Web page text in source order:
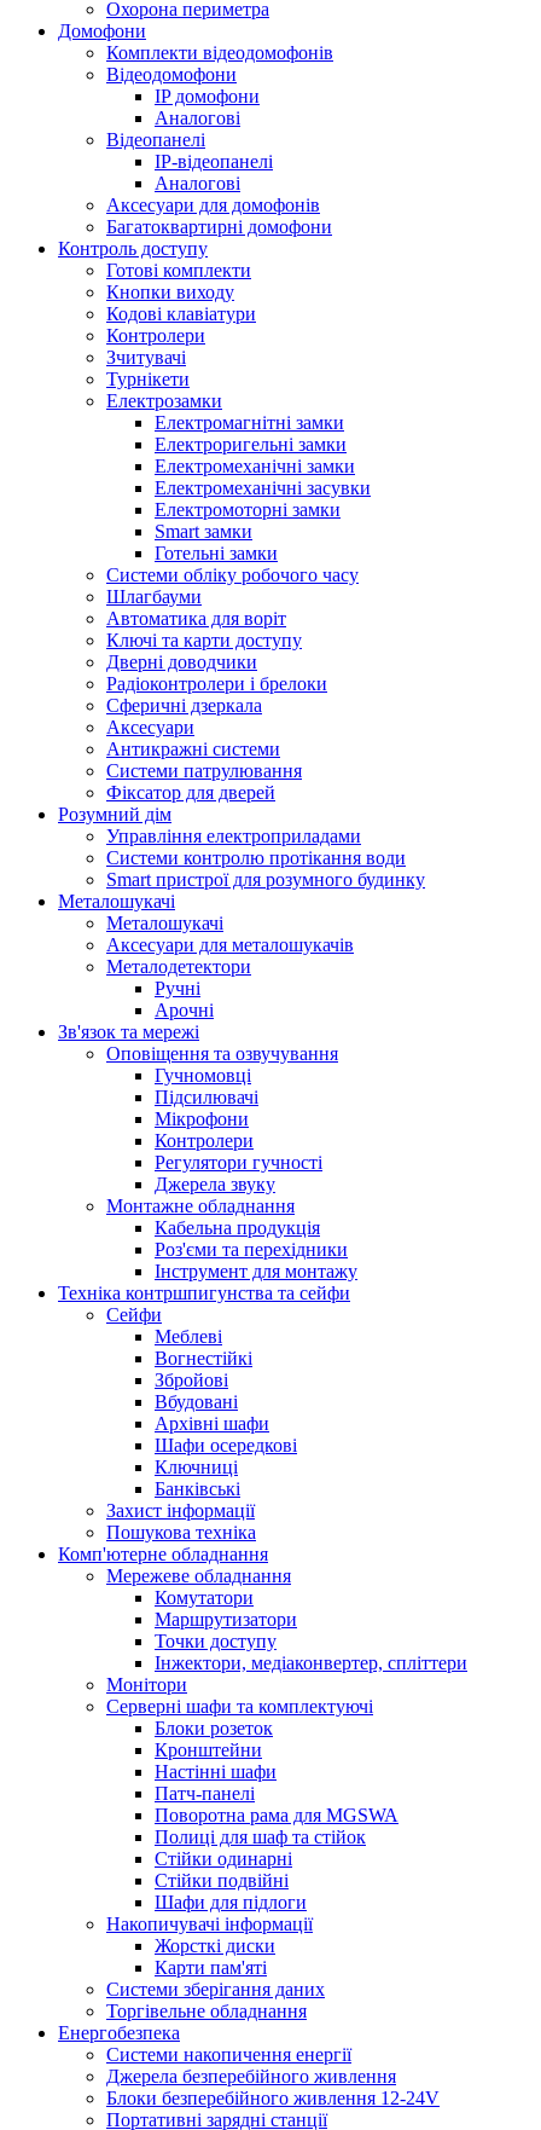
Охорона периметра
Домофони
Комплекти відеодомофонів
Відеодомофони
IP домофони
Аналогові
Відеопанелі
IP-відеопанелі
Аналогові
Аксесуари для домофонів
Багатоквартирні домофони
Контроль доступу
Готові комплекти
Кнопки виходу
Кодові клавіатури
Контролери
Зчитувачі
Турнікети
Електрозамки
Електромагнітні замки
Електроригельні замки
Електромеханічні замки
Електромеханічні засувки
Електромоторні замки
Smart замки
Готельні замки
Системи обліку робочого часу
Шлагбауми
Автоматика для воріт
Ключі та карти доступу
Дверні доводчики
Радіоконтролери і брелоки
Сферичні дзеркала
Аксесуари
Антикражні системи
Системи патрулювання
Фіксатор для дверей
Розумний дім
Управління електроприладами
Системи контролю протікання води
Smart пристрої для розумного будинку
Металошукачі
Металошукачі
Аксесуари для металошукачів
Металодетектори
Ручні
Арочні
Зв'язок та мережі
Оповіщення та озвучування
Гучномовці
Підсилювачі
Мікрофони
Контролери
Регулятори гучності
Джерела звуку
Монтажне обладнання
Кабельна продукція
Роз'єми та перехідники
Інструмент для монтажу
Техніка контршпигунства та сейфи
Сейфи
Меблеві
Вогнестійкі
Збройові
Вбудовані
Архівні шафи
Шафи осередкові
Ключниці
Банківські
Захист інформації
Пошукова техніка
Комп'ютерне обладнання
Мережеве обладнання
Комутатори
Маршрутизатори
Точки доступу
Інжектори, медіаконвертер, спліттери
Монітори
Серверні шафи та комплектуючі
Блоки розеток
Кронштейни
Настінні шафи
Патч-панелі
Поворотна рама для MGSWA
Полиці для шаф та стійок
Стійки одинарні
Стійки подвійні
Шафи для підлоги
Накопичувачі інформації
Жорсткі диски
Карти пам'яті
Системи зберігання даних
Торгівельне обладнання
Енергобезпека
Системи накопичення енергії
Джерела безперебійного живлення
Блоки безперебійного живлення 12-24V
Портативні зарядні станції